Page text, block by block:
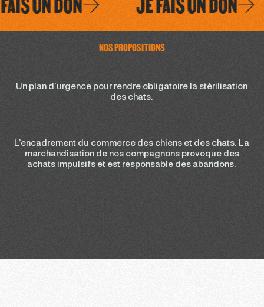
NOS PROPOSITIONS
Un plan d’urgence pour rendre obligatoire la stérilisation
des chats.
L’encadrement du commerce des chiens et des chats. La
marchandisation de nos compagnons provoque des
achats impulsifs et est responsable des abandons.